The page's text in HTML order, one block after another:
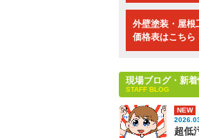
外壁塗装・屋根
価格表はこちら
現場ブログ・新着
STAFF BLOG
NEW
超低